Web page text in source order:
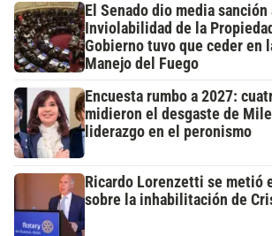
El Senado dio media sanción
Inviolabilidad de la
Gobierno tuvo que ceder en
Manejo del Fuego
Encuesta rumbo a 2027:
midieron el desgaste de
liderazgo en el peronismo
Ricardo Lorenzetti se metió
sobre la inhabilitación de